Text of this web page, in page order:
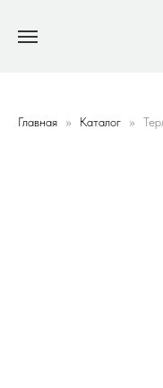
Главная Каталог